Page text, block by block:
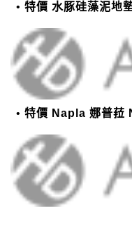
特價 水豚硅藻泥地
特價 Napla 娜普菈